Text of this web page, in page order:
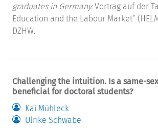
graduates in Germany. Vortrag auf der
Education and the Labour Market“
DZHW.
Challenging the intuition. Is a same-
beneficial for doctoral students?
Kai Mühleck
Ulrike Schwabe